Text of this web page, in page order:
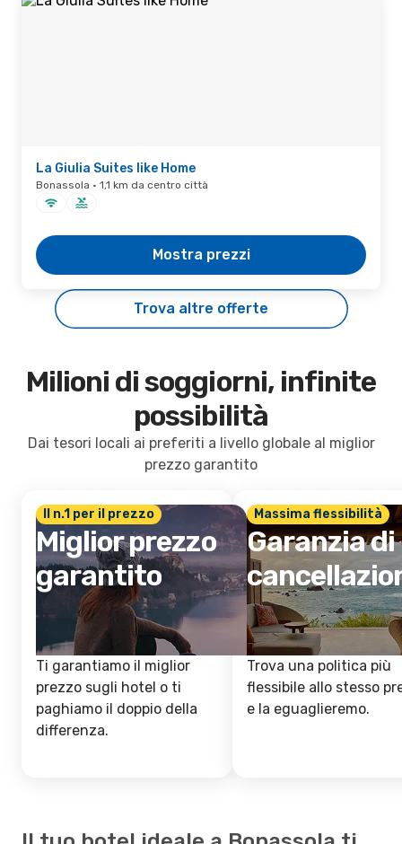
La Giulia Suites like Home
Bonassola · 1,1 km da centro città
Mostra prezzi
Trova altre offerte
Milioni di soggiorni, infinite
possibilità
Dai tesori locali ai preferiti a livello globale al miglior
prezzo garantito
Il n.1 per il prezzo
Miglior prezzo
garantito
Ti garantiamo il miglior
prezzo sugli hotel o ti
paghiamo il doppio della
differenza.
Massima flessibilità
Garanzia di
Trova una politica più
flessibile allo stesso
e la eguaglieremo.